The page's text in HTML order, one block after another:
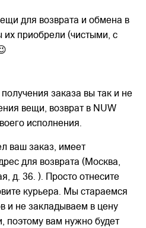
для возврата и обмена в
их приобрели (чистыми, с
заказа вы так и не
вещи, возврат в NUW
исполнения.
ваш заказ, имеет
для возврата (Москва,
д. 36. ). Просто отнесите
курьера. Мы стараемся
и не закладываем в цену
поэтому вам нужно будет